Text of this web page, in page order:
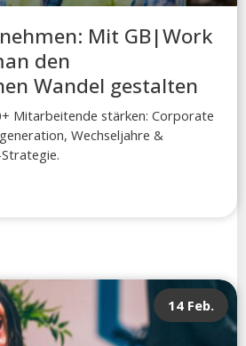
Mit GB|Work
den
Wandel gestalten
Mitarbeitende stärken: Corporate
Wechseljahre &
14 Feb.